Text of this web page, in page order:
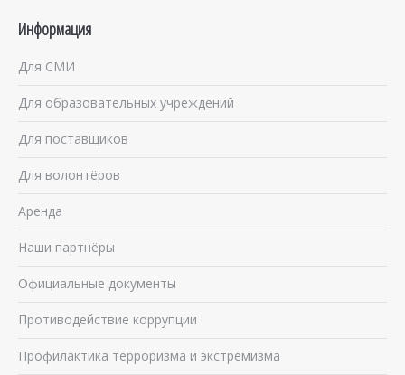
Информация
Для СМИ
Для образовательных учреждений
Для поставщиков
Для волонтёров
Аренда
Наши партнёры
Официальные документы
Противодействие коррупции
Профилактика терроризма и экстремизма